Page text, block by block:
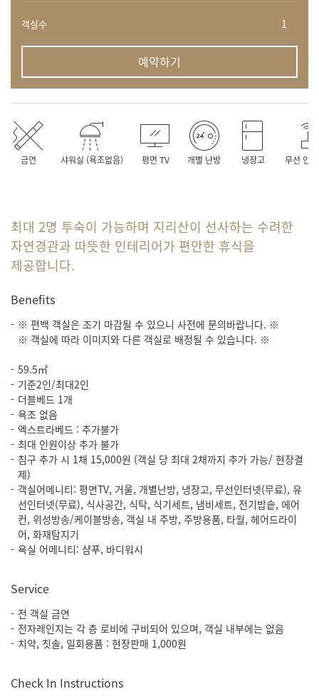
객실수
예약하기
금연 샤워실 (욕조없음) 평면 TV 개별 난방 냉장고 무선 인
최대 2명 투숙이 가능하며 지리산이 선사하는 수려한
자연경관과 따뜻한 인테리어가 편안한 휴식을
제공합니다.
Benefits
※ 편백 객실은 조기 마감될 수 있으니 사전에 문의바랍니다. ※
※ 객실에 따라 이미지와 다른 객실로 배정될 수 있습니다. ※
59.5㎡
기준2인/최대2인
더블베드 1개
욕조 없음
엑스트라베드 : 추가불가
최대 인원이상 추가 불가
침구 추가 시 1채 15,000원 (객실 당 최대 2채까지 추가 가능/ 현장결
제)
객실어메니티: 평면TV, 거울, 개별난방, 냉장고, 무선인터넷(무료), 유
선인터넷(무료), 식사공간, 식탁, 식기세트, 냄비세트, 전기밥솥, 에어
컨, 위성방송/케이블방송, 객실 내 주방, 주방용품, 타월, 헤어드라이
어, 화재탐지기
욕실 어메니티: 샴푸, 바디워시
Service
전 객실 금연
전자레인지는 각 층 로비에 구비되어 있으며, 객실 내부에는 없음
치약, 칫솔, 일회용품 : 현장판매 1,000원
Check In Instructions